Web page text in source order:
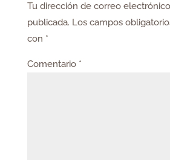
Tu dirección de correo
publicada. Los campos
con *
Comentario *